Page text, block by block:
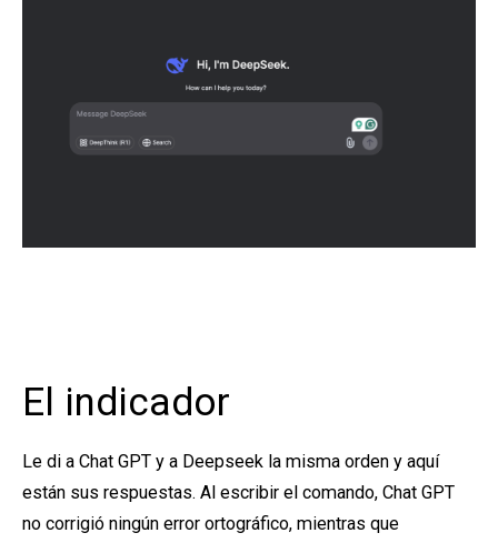
El indicador
Le di a Chat GPT y a Deepseek la misma orden y aquí
están sus respuestas. Al escribir el comando, Chat GPT
no corrigió ningún error ortográfico, mientras que